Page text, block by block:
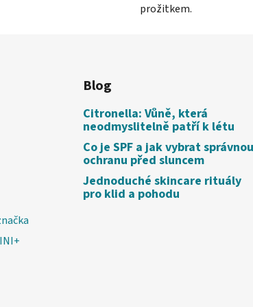
prožitkem.
Blog
Citronella: Vůně, která
neodmyslitelně patří k létu
Co je SPF a jak vybrat správnou
ochranu před sluncem
Jednoduché skincare rituály
pro klid a pohodu